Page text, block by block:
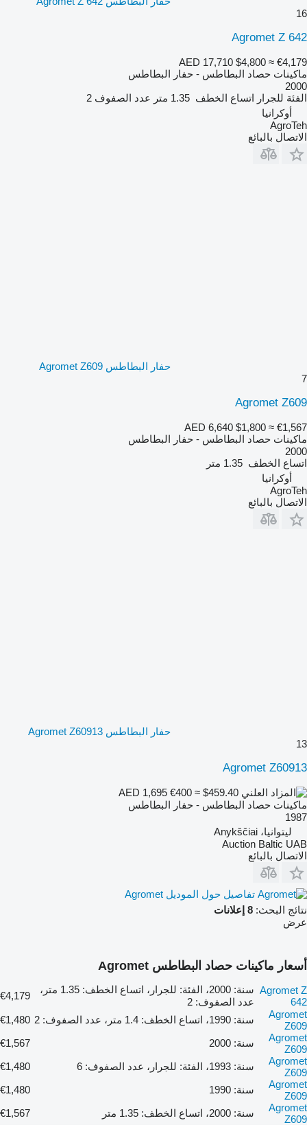
16
Agromet Z 642
AED 17,710 $4,800 ≈ €4,179
ماكينات حصاد البطاطس - حفار البطاطس
2000
الفئة للجرار اتساع الخطف 1.35 متر عدد الصفوف 2
أوكرانيا
AgroTeh
الاتصال بالبائع
حفار البطاطس Agromet Z609
7
Agromet Z609
AED 6,640 $1,800 ≈ €1,567
ماكينات حصاد البطاطس - حفار البطاطس
2000
اتساع الخطف 1.35 متر
أوكرانيا
AgroTeh
الاتصال بالبائع
حفار البطاطس Agromet Z60913
13
Agromet Z60913
€400 ≈ $459.40
ماكينات حصاد البطاطس - حفار البطاطس
1987
ليتوانيا، Anykščiai
Auction Baltic UAB
الاتصال بالبائع
تفاصيل حول الموديل Agromet
نتائج البحث: 8 إعلانات
عرض
أسعار ماكينات حصاد البطاطس Agromet
Agromet Z
642
سنة: 2000، الفئة: للجرار، اتساع الخطف: 1.35 متر،
عدد الصفوف: 2
€4,179
Agromet
Z609
سنة: 1990، اتساع الخطف: 1.4 متر، عدد الصفوف: 2
€1,480
Agromet
Z609
سنة: 2000
€1,567
Agromet
Z609
سنة: 1993، الفئة: للجرار، عدد الصفوف: 6
€1,480
Agromet
Z609
سنة: 1990
€1,480
Agromet
Z609
سنة: 2000، اتساع الخطف: 1.35 متر €1,567